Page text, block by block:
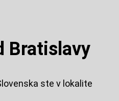
Bratislavy
ste v lokalite